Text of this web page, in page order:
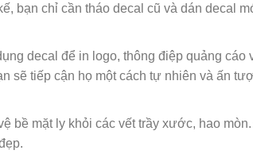
bạn chỉ cần tháo decal cũ và dán decal
decal để in logo, thông điệp quảng cáo
sẽ tiếp cận họ một cách tự nhiên và ấn
bề mặt ly khỏi các vết trầy xước, hao